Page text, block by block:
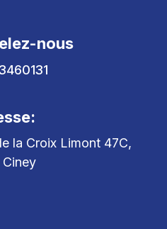
nous
la Croix Limont 47C,